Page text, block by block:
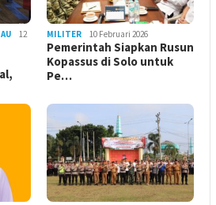
12
MILITER 10 Februari 2026
Pemerintah Siapkan Rusun
Kopassus di Solo untuk
Pe…